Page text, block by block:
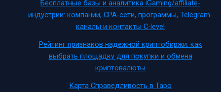
Бесплатные базы и аналитика iGaming/affiliate-
индустрии: компании, CPA-сети, программы, Telegram-
каналы и контакты C-level
Рейтинг признаков надежной криптобиржи: как
выбрать площадку для покупки и обмена
криптовалюты
Карта Справедливость в Таро